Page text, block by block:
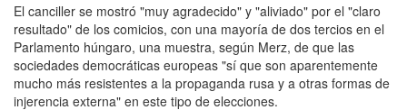
El canciller se mostró "muy agradecido" y "aliviado" por el "claro
resultado" de los comicios, con una mayoría de dos tercios en el
Parlamento húngaro, una muestra, según Merz, de que las
sociedades democráticas europeas "sí que son aparentemente
mucho más resistentes a la propaganda rusa y a otras formas de
injerencia externa" en este tipo de elecciones.